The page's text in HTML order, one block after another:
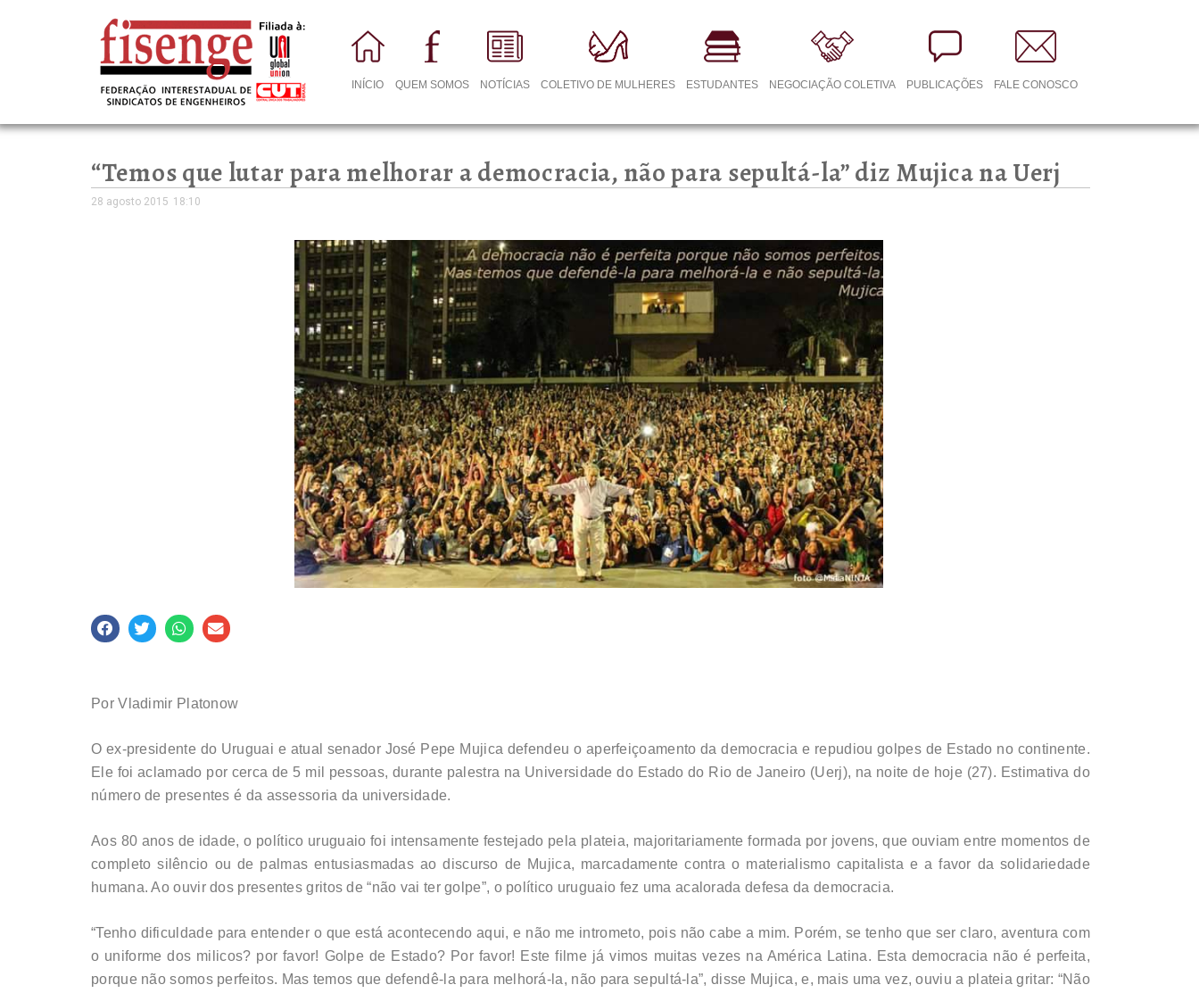
INÍCIO QUEM SOMOS NOTÍCIAS COLETIVO DE MULHERES ESTUDANTES NEGOCIAÇÃO COLETIVA PUBLICAÇÕES FALE CONOSCO
“Temos que lutar para melhorar a democracia, não para sepultá-la” diz Mujica na Uerj
28 agosto 2015 18:10
Por Vladimir Platonow
O ex-presidente do Uruguai e atual senador José Pepe Mujica defendeu o aperfeiçoamento da democracia e repudiou golpes de Estado no continente.
Ele foi aclamado por cerca de 5 mil pessoas, durante palestra na Universidade do Estado do Rio de Janeiro (Uerj), na noite de hoje (27). Estimativa do
número de presentes é da assessoria da universidade.
Aos 80 anos de idade, o político uruguaio foi intensamente festejado pela plateia, majoritariamente formada por jovens, que ouviam entre momentos de
completo silêncio ou de palmas entusiasmadas ao discurso de Mujica, marcadamente contra o materialismo capitalista e a favor da solidariedade
humana. Ao ouvir dos presentes gritos de “não vai ter golpe”, o político uruguaio fez uma acalorada defesa da democracia.
“Tenho dificuldade para entender o que está acontecendo aqui, e não me intrometo, pois não cabe a mim. Porém, se tenho que ser claro, aventura com
o uniforme dos milicos? por favor! Golpe de Estado? Por favor! Este filme já vimos muitas vezes na América Latina. Esta democracia não é perfeita,
porque não somos perfeitos. Mas temos que defendê-la para melhorá-la, não para sepultá-la”, disse Mujica, e, mais uma vez, ouviu a plateia gritar: “Não